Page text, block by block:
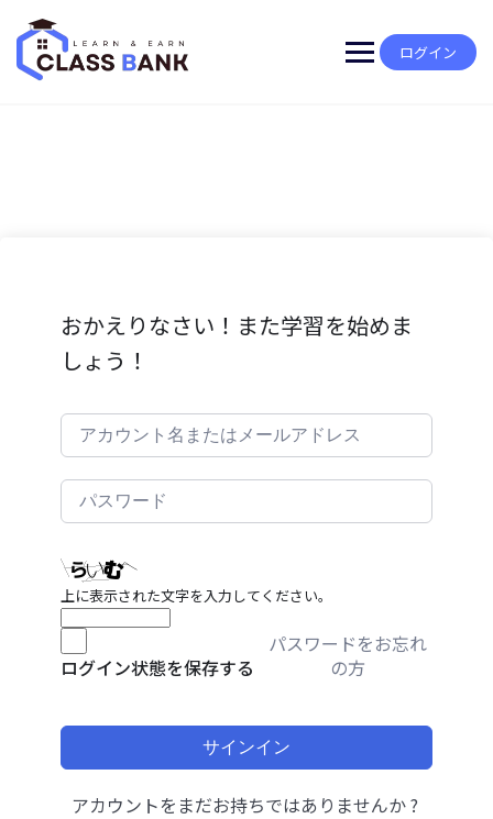
content
ログイン
おかえりなさい！また学習を始めま
しょう！
上に表示された文字を入力してください。
ログイン状態を保存する
パスワードをお忘れ
の方
サインイン
アカウントをまだお持ちではありませんか ?